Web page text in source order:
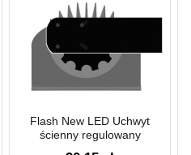
Flash New LED Uchwyt
ścienny regulowany